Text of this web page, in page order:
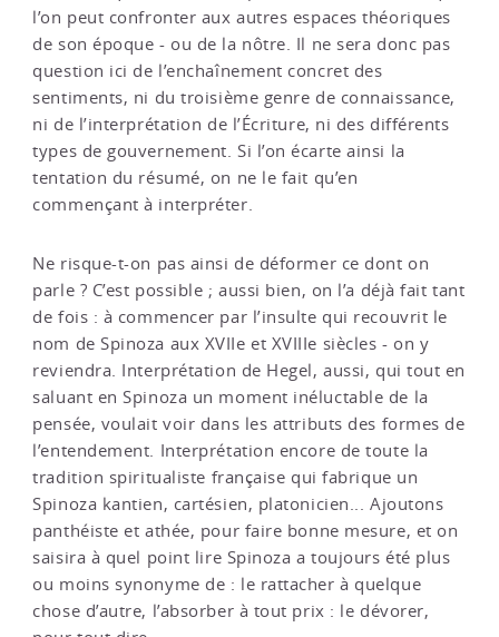
l’on peut confronter aux autres espaces théoriques
de son époque - ou de la nôtre. Il ne sera donc pas
question ici de l’enchaînement concret des
sentiments, ni du troisième genre de connaissance,
ni de l’interprétation de l’Écriture, ni des différents
types de gouvernement. Si l’on écarte ainsi la
tentation du résumé, on ne le fait qu’en
commençant à interpréter.
Ne risque-t-on pas ainsi de déformer ce dont on
parle ? C’est possible ; aussi bien, on l’a déjà fait tant
de fois : à commencer par l’insulte qui recouvrit le
nom de Spinoza aux XVIIe et XVIIIe siècles - on y
reviendra. Interprétation de Hegel, aussi, qui tout en
saluant en Spinoza un moment inéluctable de la
pensée, voulait voir dans les attributs des formes de
l’entendement. Interprétation encore de toute la
tradition spiritualiste française qui fabrique un
Spinoza kantien, cartésien, platonicien... Ajoutons
panthéiste et athée, pour faire bonne mesure, et on
saisira à quel point lire Spinoza a toujours été plus
ou moins synonyme de : le rattacher à quelque
chose d’autre, l’absorber à tout prix : le dévorer,